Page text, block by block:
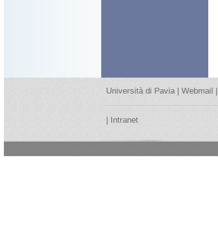
Università di Pavia | Webmail |
| Intranet